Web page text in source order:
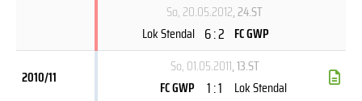
So, 20.05.2012, 24.ST
Lok Stendal 6 : 2 FC GWP
2010/11
So, 01.05.2011, 13.ST
FC GWP 1 : 1
Lok Stendal